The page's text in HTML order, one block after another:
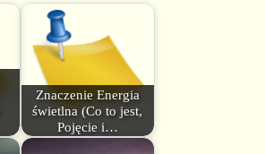
Znaczenie Energia
świetlna (Co to jest,
Pojęcie i…